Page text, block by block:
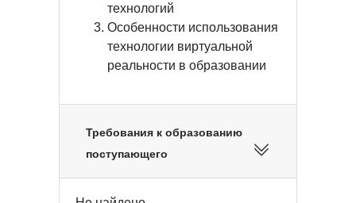
технологий
Особенности использования
технологии виртуальной
реальности в образовании
Требования к образованию
поступающего